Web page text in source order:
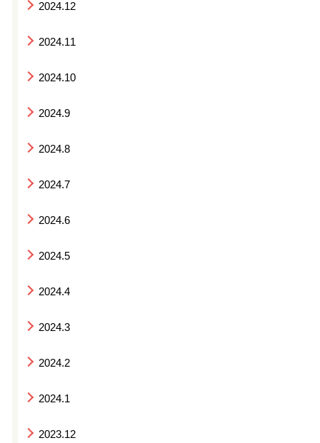
2024.12
2024.11
2024.10
2024.9
2024.8
2024.7
2024.6
2024.5
2024.4
2024.3
2024.2
2024.1
2023.12